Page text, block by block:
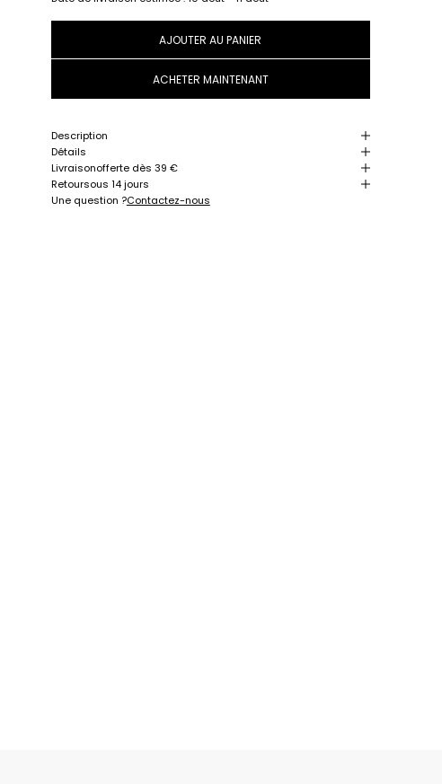
AJOUTER AU PANIER
ACHETER MAINTENANT
Description
Détails
Livraisonofferte dès 39 €
Retoursous 14 jours
Une question ?Contactez-nous